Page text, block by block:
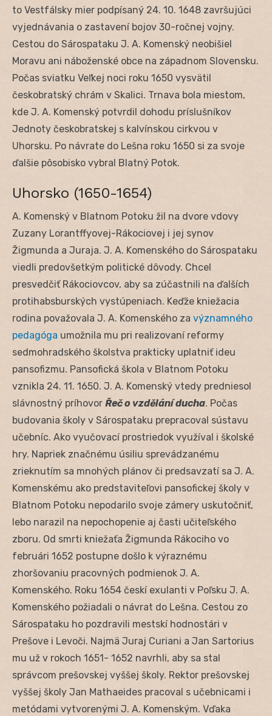
to Vestfálsky mier podpísaný 24. 10. 1648 završujúci
vyjednávania o zastavení bojov 30-ročnej vojny.
Cestou do Sárospataku J. A. Komenský neobišiel
Moravu ani náboženské obce na západnom Slovensku.
Počas sviatku Veľkej noci roku 1650 vysvätil
českobratský chrám v Skalici. Trnava bola miestom,
kde J. A. Komenský potvrdil dohodu príslušníkov
Jednoty českobratskej s kalvínskou cirkvou v
Uhorsku. Po návrate do Lešna roku 1650 si za svoje
ďalšie pôsobisko vybral Blatný Potok.
Uhorsko (1650-1654)
A. Komenský v Blatnom Potoku žil na dvore vdovy
Zuzany Lorantffyovej-Rákociovej i jej synov
Žigmunda a Juraja. J. A. Komenského do Sárospataku
viedli predovšetkým politické dôvody. Chcel
presvedčiť Rákociovcov, aby sa zúčastnili na ďalších
protihabsburských vystúpeniach. Keďže kniežacia
rodina považovala J. A. Komenského za významného
pedagóga umožnila mu pri realizovaní reformy
sedmohradského školstva prakticky uplatniť ideu
pansofizmu. Pansofická škola v Blatnom Potoku
vznikla 24. 11. 1650. J. A. Komenský vtedy predniesol
slávnostný príhovor Řeč o vzdělání ducha. Počas
budovania školy v Sárospataku prepracoval sústavu
učebníc. Ako vyučovací prostriedok využíval i školské
hry. Napriek značnému úsiliu sprevádzanému
zrieknutím sa mnohých plánov či predsavzatí sa J. A.
Komenskému ako predstaviteľovi pansofickej školy v
Blatnom Potoku nepodarilo svoje zámery uskutočniť,
lebo narazil na nepochopenie aj časti učiteľského
zboru. Od smrti kniežaťa Žigmunda Rákociho vo
februári 1652 postupne došlo k výraznému
zhoršovaniu pracovných podmienok J. A.
Komenského. Roku 1654 českí exulanti v Poľsku J. A.
Komenského požiadali o návrat do Lešna. Cestou zo
Sárospataku ho pozdravili mestskí hodnostári v
Prešove i Levoči. Najmä Juraj Curiani a Jan Sartorius
mu už v rokoch 1651- 1652 navrhli, aby sa stal
správcom prešovskej vyššej školy. Rektor prešovskej
vyššej školy Jan Mathaeides pracoval s učebnicami i
metódami vytvorenými J. A. Komenským. Vďaka